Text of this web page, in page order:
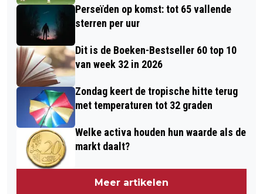
Perseïden op komst: tot 65 vallende
sterren per uur
Dit is de Boeken-Bestseller 60 top 10
van week 32 in 2026
Zondag keert de tropische hitte terug
met temperaturen tot 32 graden
Welke activa houden hun waarde als de
markt daalt?
Meer artikelen